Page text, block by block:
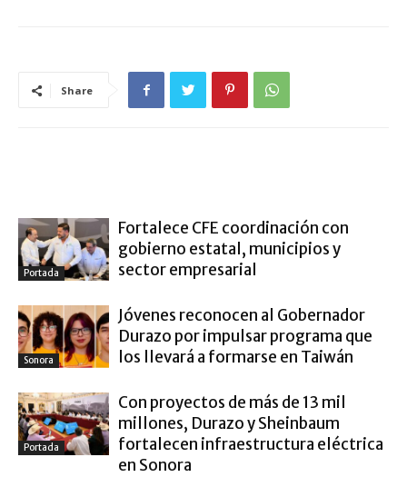
Share
Portada
Fortalece CFE coordinación con
gobierno estatal, municipios y
sector empresarial
Sonora
Jóvenes reconocen al Gobernador
Durazo por impulsar programa que
los llevará a formarse en Taiwán
Portada
Con proyectos de más de 13 mil
millones, Durazo y Sheinbaum
fortalecen infraestructura eléctrica
en Sonora